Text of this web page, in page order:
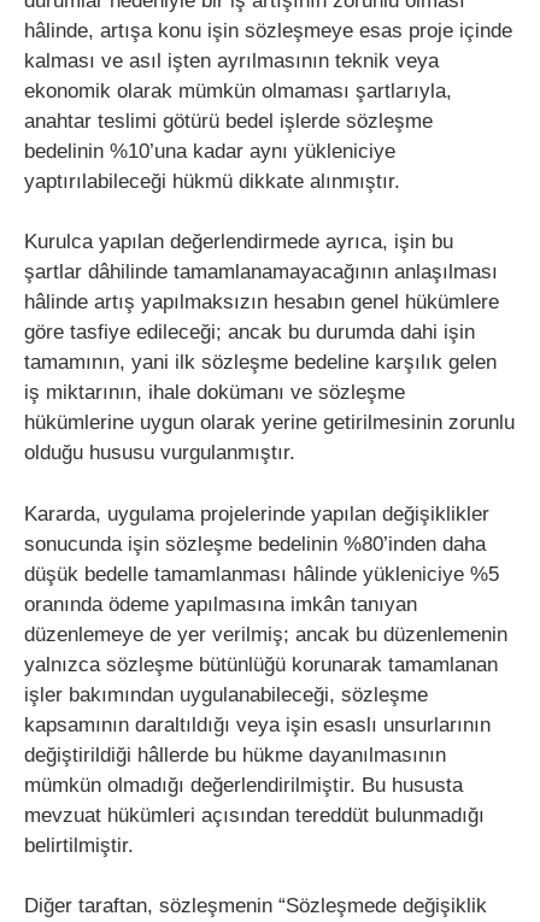
hâlinde, artışa konu işin sözleşmeye esas proje içinde
kalması ve asıl işten ayrılmasının teknik veya
ekonomik olarak mümkün olmaması şartlarıyla,
anahtar teslimi götürü bedel işlerde sözleşme
bedelinin %10’una kadar aynı yükleniciye
yaptırılabileceği hükmü dikkate alınmıştır.
Kurulca yapılan değerlendirmede ayrıca, işin bu
şartlar dâhilinde tamamlanamayacağının anlaşılması
hâlinde artış yapılmaksızın hesabın genel hükümlere
göre tasfiye edileceği; ancak bu durumda dahi işin
tamamının, yani ilk sözleşme bedeline karşılık gelen
iş miktarının, ihale dokümanı ve sözleşme
hükümlerine uygun olarak yerine getirilmesinin zorunlu
olduğu hususu vurgulanmıştır.
Kararda, uygulama projelerinde yapılan değişiklikler
sonucunda işin sözleşme bedelinin %80’inden daha
düşük bedelle tamamlanması hâlinde yükleniciye %5
oranında ödeme yapılmasına imkân tanıyan
düzenlemeye de yer verilmiş; ancak bu düzenlemenin
yalnızca sözleşme bütünlüğü korunarak tamamlanan
işler bakımından uygulanabileceği, sözleşme
kapsamının daraltıldığı veya işin esaslı unsurlarının
değiştirildiği hâllerde bu hükme dayanılmasının
mümkün olmadığı değerlendirilmiştir. Bu hususta
mevzuat hükümleri açısından tereddüt bulunmadığı
belirtilmiştir.
Diğer taraftan, sözleşmenin “Sözleşmede değişiklik